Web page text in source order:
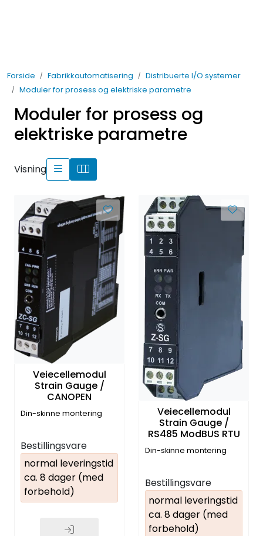
Forside Fabrikkautomatisering
Distribuerte I/O systemer
Moduler for prosess og elektriske parametre
Moduler for prosess og
elektriske parametre
Visning
Veiecellemodul
Strain Gauge /
CANOPEN
Din-skinne montering
Bestillingsvare
normal leveringstid
ca. 8 dager (med
forbehold)
Veiecellemodul
Strain Gauge /
RS485 ModBUS RTU
Din-skinne montering
Bestillingsvare
normal leveringstid
ca. 8 dager (med
forbehold)
Fabrikkautomatisering
Prosessautomatisering
Nytt og Nyttig
Bærekraft